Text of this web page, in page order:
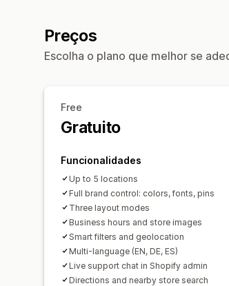
Preços
Escolha o plano que melhor se
Free
Gratuito
Funcionalidades
Up to 5 locations
Full brand control: colors, fonts, pins
Three layout modes
Business hours and store images
Smart filters and geolocation
Multi-language (EN, DE, ES)
Live support chat in Shopify admin
Directions and nearby store search